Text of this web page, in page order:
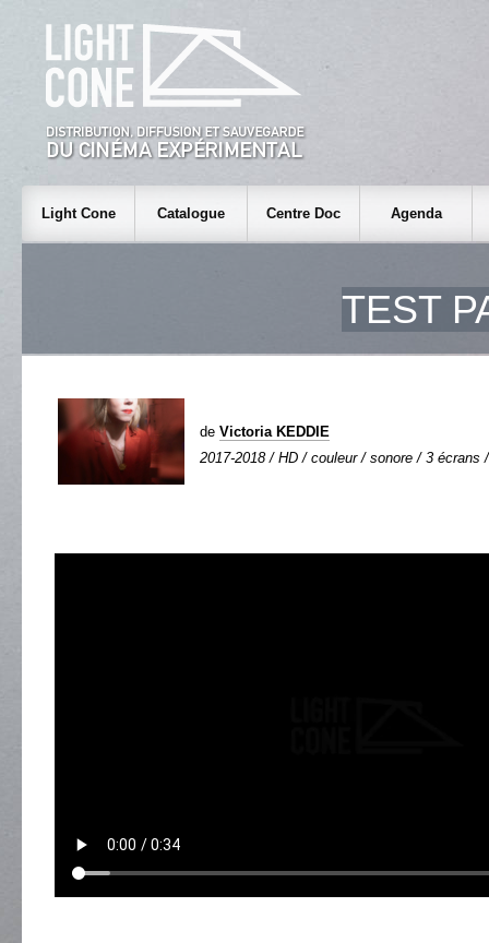
Light Cone Catalogue Centre Doc Agenda
TEST
de Victoria KEDDIE
2017-2018 / HD / couleur / sonore / 3 écrans